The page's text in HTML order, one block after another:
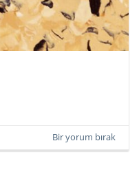
Bir yorum bırak